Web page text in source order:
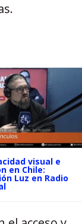
visual e
en Chile:
Luz en Radio